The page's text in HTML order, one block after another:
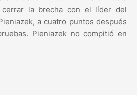
la brecha con el líder del
a cuatro puntos después
Pieniazek no compitió en